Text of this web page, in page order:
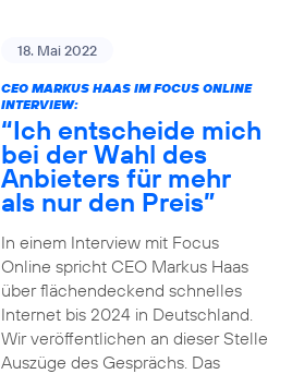
18. Mai 2022
CEO MARKUS HAAS IM FOCUS ONLINE
INTERVIEW:
“Ich entscheide mich
bei der Wahl des
Anbieters für mehr
als nur den Preis”
In einem Interview mit Focus
Online spricht CEO Markus Haas
über flächendeckend schnelles
Internet bis 2024 in Deutschland.
Wir veröffentlichen an dieser Stelle
Auszüge des Gesprächs. Das